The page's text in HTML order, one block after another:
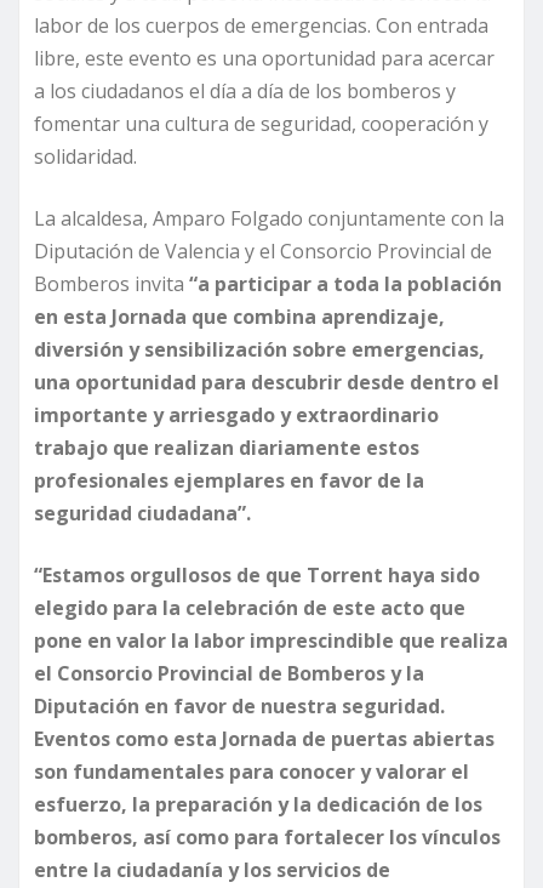
labor de los cuerpos de emergencias. Con entrada
libre, este evento es una oportunidad para acercar
a los ciudadanos el día a día de los bomberos y
fomentar una cultura de seguridad, cooperación y
solidaridad.
La alcaldesa, Amparo Folgado conjuntamente con la
Diputación de Valencia y el Consorcio Provincial de
Bomberos invita “a participar a toda la población
en esta Jornada que combina aprendizaje,
diversión y sensibilización sobre emergencias,
una oportunidad para descubrir desde dentro el
importante y arriesgado y extraordinario
trabajo que realizan diariamente estos
profesionales ejemplares en favor de la
seguridad ciudadana”.
“Estamos orgullosos de que Torrent haya sido
elegido para la celebración de este acto que
pone en valor la labor imprescindible que realiza
el Consorcio Provincial de Bomberos y la
Diputación en favor de nuestra seguridad.
Eventos como esta Jornada de puertas abiertas
son fundamentales para conocer y valorar el
esfuerzo, la preparación y la dedicación de los
bomberos, así como para fortalecer los vínculos
entre la ciudadanía y los servicios de